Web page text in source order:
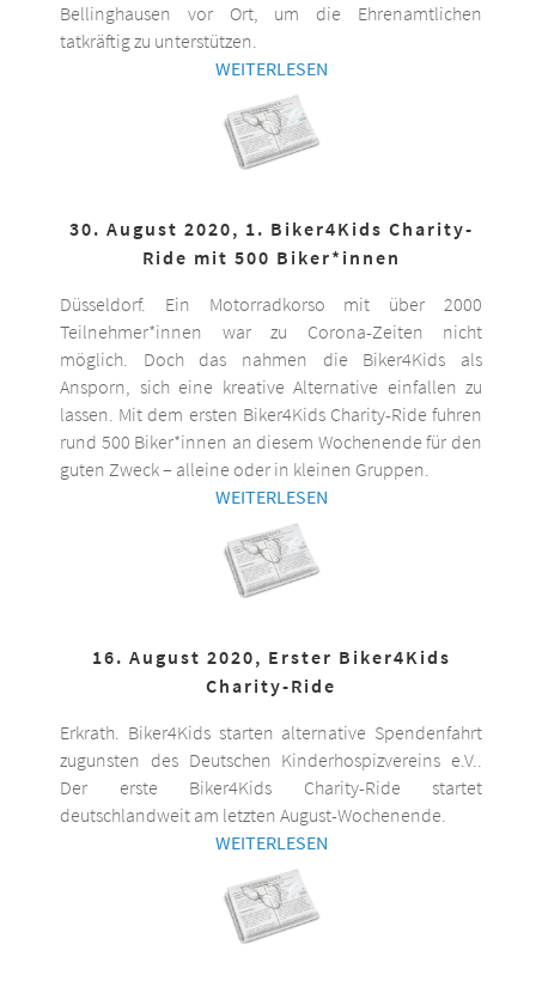
Bellinghausen vor Ort, um die Ehrenamtlichen
tatkräftig zu unterstützen.
WEITERLESEN
30. August 2020, 1. Biker4Kids Charity-
Ride mit 500 Biker*innen
Düsseldorf. Ein Motorradkorso mit über 2000
Teilnehmer*innen war zu Corona-Zeiten nicht
möglich. Doch das nahmen die Biker4Kids als
Ansporn, sich eine kreative Alternative einfallen zu
lassen. Mit dem ersten Biker4Kids Charity-Ride fuhren
rund 500 Biker*innen an diesem Wochenende für den
guten Zweck – alleine oder in kleinen Gruppen.
WEITERLESEN
16. August 2020, Erster Biker4Kids
Charity-Ride
Erkrath. Biker4Kids starten alternative Spendenfahrt
zugunsten des Deutschen Kinderhospizvereins e.V..
Der erste Biker4Kids Charity-Ride startet
deutschlandweit am letzten August-Wochenende.
WEITERLESEN